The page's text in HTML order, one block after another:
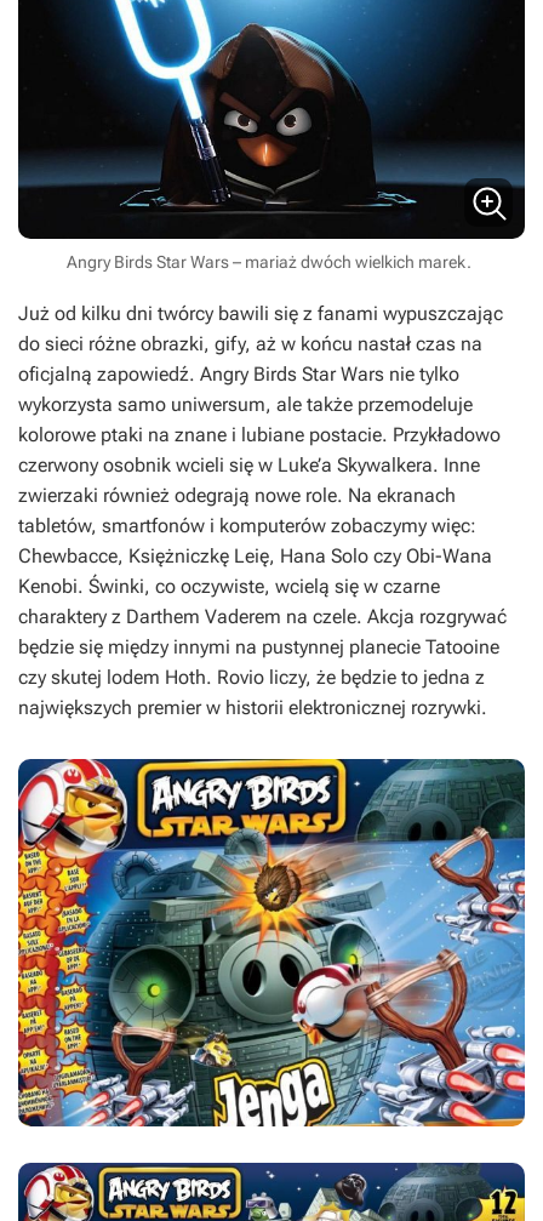
Angry Birds Star Wars – mariaż dwóch wielkich marek.
Już od kilku dni twórcy bawili się z fanami wypuszczając
do sieci różne obrazki, gify, aż w końcu nastał czas na
oficjalną zapowiedź. Angry Birds Star Wars nie tylko
wykorzysta samo uniwersum, ale także przemodeluje
kolorowe ptaki na znane i lubiane postacie. Przykładowo
czerwony osobnik wcieli się w Luke’a Skywalkera. Inne
zwierzaki również odegrają nowe role. Na ekranach
tabletów, smartfonów i komputerów zobaczymy więc:
Chewbacce, Księżniczkę Leię, Hana Solo czy Obi-Wana
Kenobi. Świnki, co oczywiste, wcielą się w czarne
charaktery z Darthem Vaderem na czele. Akcja rozgrywać
będzie się między innymi na pustynnej planecie Tatooine
czy skutej lodem Hoth. Rovio liczy, że będzie to jedna z
największych premier w historii elektronicznej rozrywki.